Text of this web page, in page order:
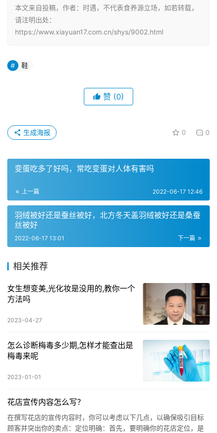
本文来自投稿，作者：时遇，不代表食养源立场，如若转载，
请注明出处：
https://www.xiayuan17.com.cn/shys/9002.html
鞋
赞 (0)
0 0
生成海报
变蛋吃多了好吗，常吃变蛋对人体有害吗
上一篇 2022-06-17 12:46
羽绒被好还是蚕丝被好，北方冬天盖羽绒被好还是桑蚕
丝被好
下一篇
2022-06-17 13:01
相关推荐
女生想变美,光化妆是没用的,教你一个
方法吗
2023-04-27
怎么诊断梅毒多少期,怎样才能查出是
梅毒来呢
2023-01-01
花店宣传内容怎么写？
在撰写花店的宣传内容时，你可以考虑以下几点，以确保吸引目标
顾客并突出你的卖点：定位明确：首先，要明确你的花店定位，是